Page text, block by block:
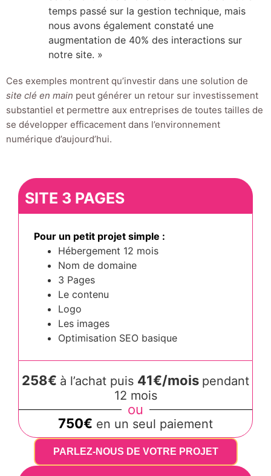
temps passé sur la gestion technique, mais
nous avons également constaté une
augmentation de 40% des interactions sur
notre site. »
Ces exemples montrent qu’investir dans une solution de
site clé en main peut générer un retour sur investissement
substantiel et permettre aux entreprises de toutes tailles de
se développer efficacement dans l’environnement
numérique d’aujourd’hui.
SITE 3 PAGES
Pour un petit projet simple :
Hébergement 12 mois
Nom de domaine
3 Pages
Le contenu
Logo
Les images
Optimisation SEO basique
258€ à l’achat puis 41€/mois pendant
12 mois
ou
750€ en un seul paiement
PARLEZ-NOUS DE VOTRE PROJET